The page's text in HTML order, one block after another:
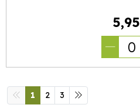
5,95
0
1 2 3